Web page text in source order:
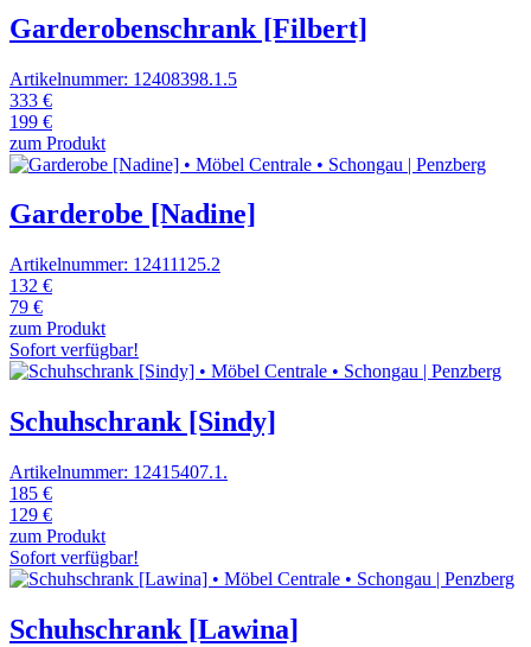
Garderobenschrank [Filbert]
Artikelnummer: 12408398.1.5
333 €
199 €
zum Produkt
Garderobe [Nadine]
Artikelnummer: 12411125.2
132 €
79 €
zum Produkt
Sofort verfügbar!
Schuhschrank [Sindy]
Artikelnummer: 12415407.1.
185 €
129 €
zum Produkt
Sofort verfügbar!
Schuhschrank [Lawina]